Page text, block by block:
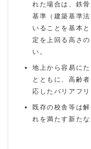
れた場合は、鉄
基準（建築基準
いることを基本
定を上回る高さ
い。
地上から容易に
とともに、高齢
応したバリアフ
既存の校舎等は
れを満たす新た